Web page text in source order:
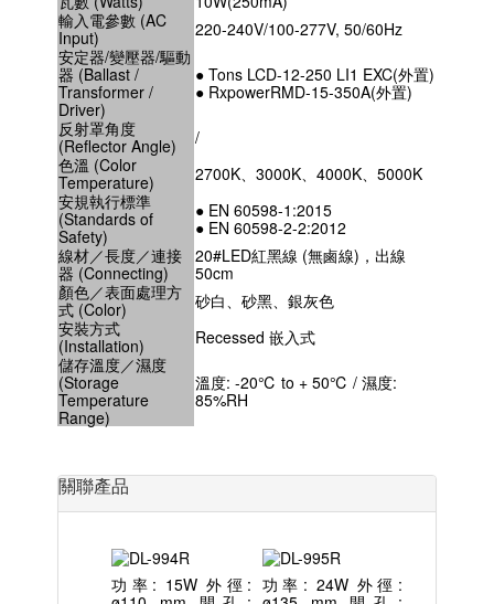
輸入電參數 (AC
Input)
220-240V/100-277V, 50/60Hz
安定器/變壓器/驅動
器 (Ballast /
Transformer /
Driver)
● Tons LCD-12-250 LI1 EXC(外置)
● RxpowerRMD-15-350A(外置)
反射罩角度
(Reflector Angle)
/
色溫 (Color
Temperature)
2700K、3000K、4000K、5000K
安規執行標準
(Standards of
Safety)
● EN 60598-1:2015
● EN 60598-2-2:2012
線材／長度／連接
器 (Connecting)
20#LED紅黑線 (無鹵線)，出線
50cm
顏色／表面處理方
式 (Color)
砂白、砂黑、銀灰色
安裝方式
(Installation)
Recessed 嵌入式
儲存溫度／濕度
(Storage
Temperature
Range)
溫度: -20℃ to + 50℃ / 濕度:
85%RH
關聯產品
功率: 15W 外徑: 功率: 24W 外徑: